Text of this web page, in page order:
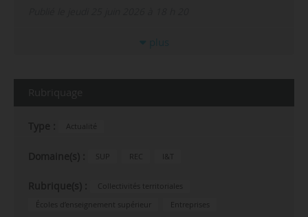
plus
Actualité
SUP REC I&T
Collectivités territoriales
Écoles d’enseignement supérieur
Entreprises